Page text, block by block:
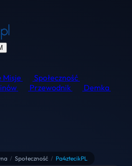
Misje
Społeczność
Przewodnik
Demka
/ Społeczność / Pa4ztecikPL